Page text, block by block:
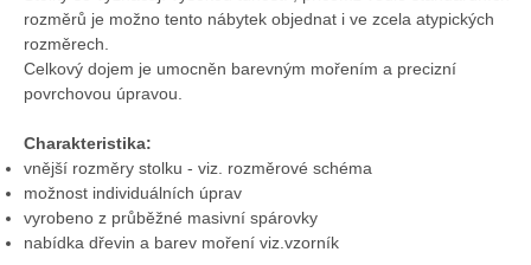
rozměrů je možno tento nábytek objednat i ve zcela atypických
rozměrech.
Celkový dojem je umocněn barevným mořením a precizní
povrchovou úpravou.
Charakteristika:
vnější rozměry stolku - viz. rozměrové schéma
možnost individuálních úprav
vyrobeno z průběžné masivní spárovky
nabídka dřevin a barev moření viz.vzorník